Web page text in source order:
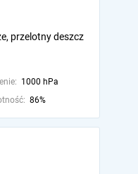
przelotny deszcz
1000 hPa
86%